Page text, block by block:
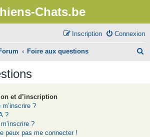
Chats.be
Connexion
Inscription
Foire aux questions
et d’inscription
?
?
?
peux pas me connecter !